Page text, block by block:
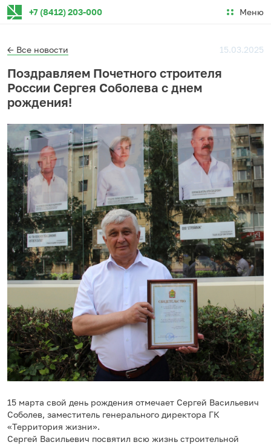
+7 (8412) 203-000 Меню
← Все новости 15.03.2025
Поздравляем Почетного строителя
России Сергея Соболева с днем
рождения!
15 марта свой день рождения отмечает Сергей Васильевич
Соболев, заместитель генерального директора ГК
«Территория жизни».
Сергей Васильевич посвятил всю жизнь строительной